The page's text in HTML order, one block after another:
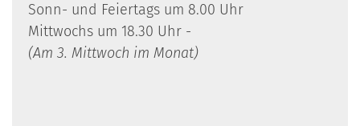
Sonn- und Feiertags um 8.00 Uhr
Mittwochs um 18.30 Uhr -
(Am 3. Mittwoch im Monat)